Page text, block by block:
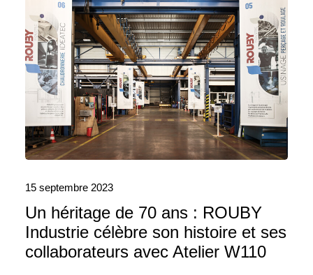
15 septembre 2023
Un héritage de 70 ans : ROUBY
Industrie célèbre son histoire et ses
collaborateurs avec Atelier W110